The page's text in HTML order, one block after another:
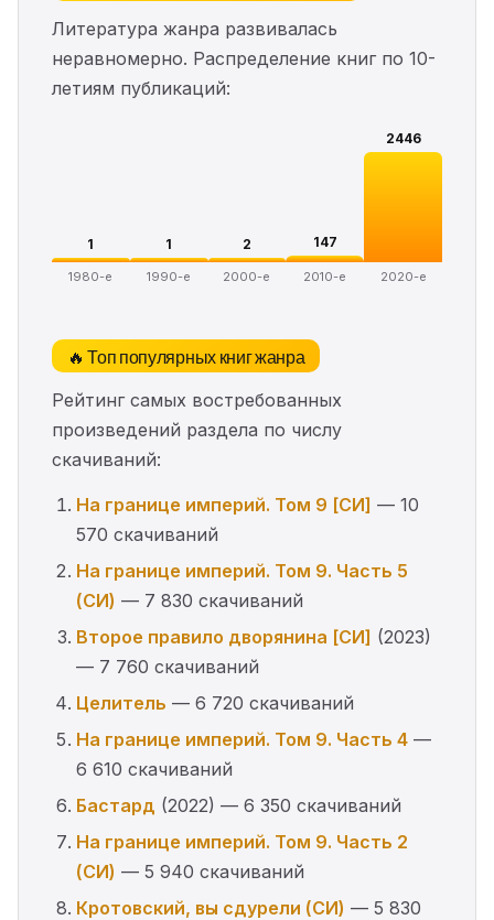
Литература жанра развивалась
неравномерно. Распределение книг по 10-
летиям публикаций:
1
1980-е
1
1990-е
2
2000-е
147
2010-е
2446
2020-е
🔥 Топ популярных книг жанра
Рейтинг самых востребованных
произведений раздела по числу
скачиваний:
На границе империй. Том 9 [СИ] — 10
570 скачиваний
На границе империй. Том 9. Часть 5
(СИ) — 7 830 скачиваний
Второе правило дворянина [СИ] (2023)
— 7 760 скачиваний
Целитель — 6 720 скачиваний
На границе империй. Том 9. Часть 4 —
6 610 скачиваний
Бастард (2022) — 6 350 скачиваний
На границе империй. Том 9. Часть 2
(СИ) — 5 940 скачиваний
Кротовский, вы сдурели (СИ) — 5 830